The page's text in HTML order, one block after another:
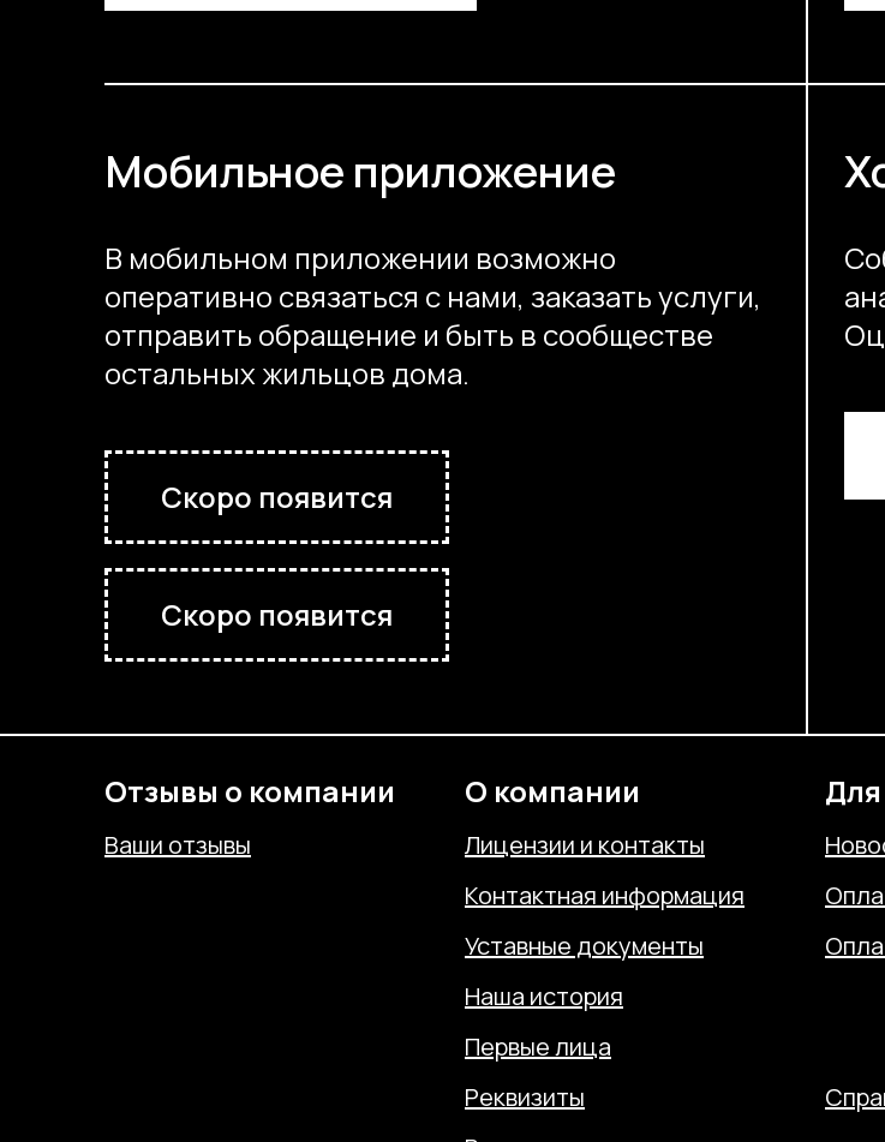
Мобильное приложение
В мобильном приложении возможно
оперативно связаться с нами, заказать услуги,
отправить обращение и быть в сообществе
остальных жильцов дома.
Скоро появится
Скоро появится
Отзывы о компании
Ваши отзывы
О компании
Лицензии и контакты
Контактная информация
Уставные документы
Наша история
Первые лица
Реквизиты